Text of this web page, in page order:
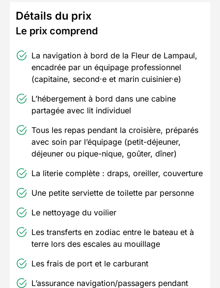
Détails du prix
Le prix comprend
La navigation à bord de la Fleur de Lampaul,
encadrée par un équipage professionnel
(capitaine, second·e et marin cuisinier·e)
L’hébergement à bord dans une cabine
partagée avec lit individuel
Tous les repas pendant la croisière, préparés
avec soin par l’équipage (petit-déjeuner,
déjeuner ou pique-nique, goûter, dîner)
La literie complète : draps, oreiller, couverture
Une petite serviette de toilette par personne
Le nettoyage du voilier
Les transferts en zodiac entre le bateau et à
terre lors des escales au mouillage
Les frais de port et le carburant
L’assurance navigation/passagers pendant